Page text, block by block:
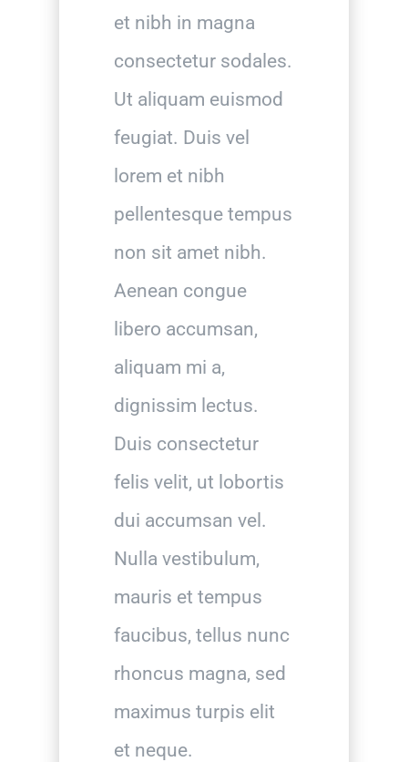
et nibh in magna
consectetur sodales.
Ut aliquam euismod
feugiat. Duis vel
lorem et nibh
pellentesque tempus
non sit amet nibh.
Aenean congue
libero accumsan,
aliquam mi a,
dignissim lectus.
Duis consectetur
felis velit, ut lobortis
dui accumsan vel.
Nulla vestibulum,
mauris et tempus
faucibus, tellus nunc
rhoncus magna, sed
maximus turpis elit
et neque.